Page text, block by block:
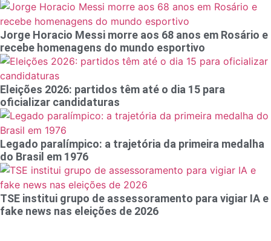
Jorge Horacio Messi morre aos 68 anos em Rosário e
recebe homenagens do mundo esportivo
Eleições 2026: partidos têm até o dia 15 para
oficializar candidaturas
Legado paralímpico: a trajetória da primeira medalha
do Brasil em 1976
TSE institui grupo de assessoramento para vigiar IA e
fake news nas eleições de 2026